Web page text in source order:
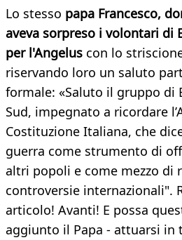
Lo stesso papa Francesco,
aveva sorpreso i volontari di
per l'Angelus con lo
riservando loro un saluto
formale: «Saluto il gruppo di
Sud, impegnato a ricordare
Costituzione Italiana, che
guerra come strumento di
altri popoli e come mezzo di
controversie internazionali".
articolo! Avanti! E possa
aggiunto il Papa - attuarsi